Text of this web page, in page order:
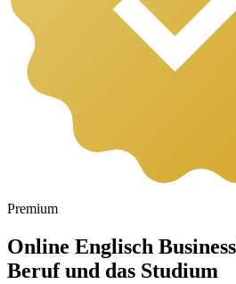
Premium
Online Englisch
Beruf und das Studium